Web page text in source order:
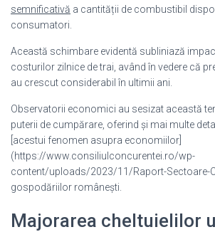
semnificativă a cantității de combustibil
consumatori.
Această schimbare evidentă subliniază
costurilor zilnice de trai, având în vedere că
au crescut considerabil în ultimii ani.
Observatorii economici au sesizat această
puterii de cumpărare, oferind și mai multe
[acestui fenomen asupra economiilor]
(https://www.consiliulconcurentei.ro/wp-
content/uploads/2023/11/Raport-Sectoare-
gospodăriilor românești.
Majorarea cheltuielilor